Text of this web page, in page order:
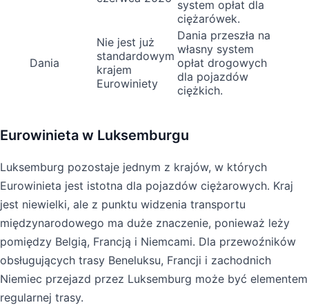
system opłat dla
ciężarówek.
Dania
Nie jest już
standardowym
krajem
Eurowiniety
Dania przeszła na
własny system
opłat drogowych
dla pojazdów
ciężkich.
Eurowinieta w Luksemburgu
Luksemburg pozostaje jednym z krajów, w których
Eurowinieta jest istotna dla pojazdów ciężarowych. Kraj
jest niewielki, ale z punktu widzenia transportu
międzynarodowego ma duże znaczenie, ponieważ leży
pomiędzy Belgią, Francją i Niemcami. Dla przewoźników
obsługujących trasy Beneluksu, Francji i zachodnich
Niemiec przejazd przez Luksemburg może być elementem
regularnej trasy.